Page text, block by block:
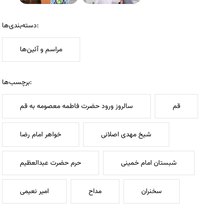
دسته‌بندی‌ها:
مراسم و آئین‌ها
برچسب‌ها:
سالروز ورود حضرت فاطمه معصومه به قم قم
خواهر امام رضا شیخ مهدی اصلانی
حرم حضرت عبدالعظیم شبستان امام خمینی
امیر نعیمی مداح سخنران